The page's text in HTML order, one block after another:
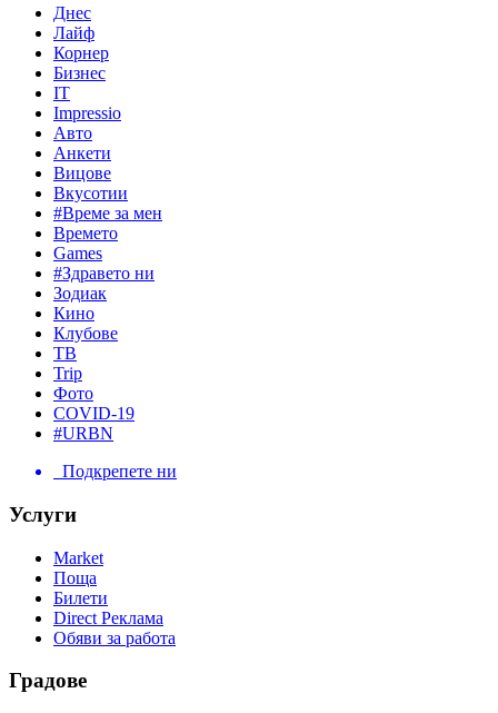
Днес
Лайф
Корнер
Бизнес
IT
Impressio
Авто
Анкети
Вицове
Вкусотии
#Време за мен
Времето
Games
#Здравето ни
Зодиак
Кино
Клубове
ТВ
Trip
Фото
COVID-19
#URBN
Подкрепете ни
Услуги
Market
Поща
Билети
Direct Реклама
Обяви за работа
Градове